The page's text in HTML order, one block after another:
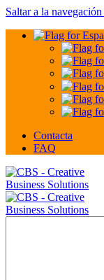
Saltar a la navegación
Contacta
FAQ